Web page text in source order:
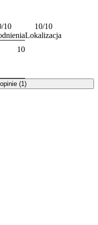
/10
10/10
Lokalizacja
10
(1)